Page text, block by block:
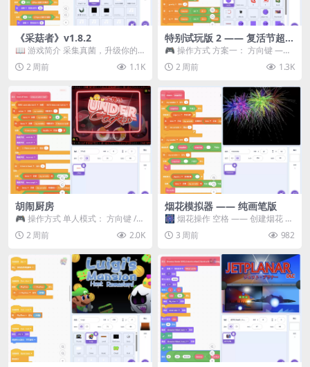
《采菇者》v1.8.2
📖 游戏简介 采集真菌，升级你的
机体，并前往未知领域探索。 这是
一款静谧的探索冒...
2 周前 1.1K
特别试玩版 2 —— 复活节超级
卡丁车赛
🎮 操作方式 方案一： 方向键 ——
移动 Z —— 跳跃 / 漂移 方案二： ...
2 周前 1.3K
胡闹厨房
🎮 操作方式 单人模式： 方向键 /
WASD —— 移动 Z / K —— 抓...
2 周前 2.0K
烟花模拟器 —— 纯画笔版
🎆 烟花操作 空格 —— 创建烟花 1
~ 3 —— 切换烟花类型 普通烟花
嘶...3 周前 982